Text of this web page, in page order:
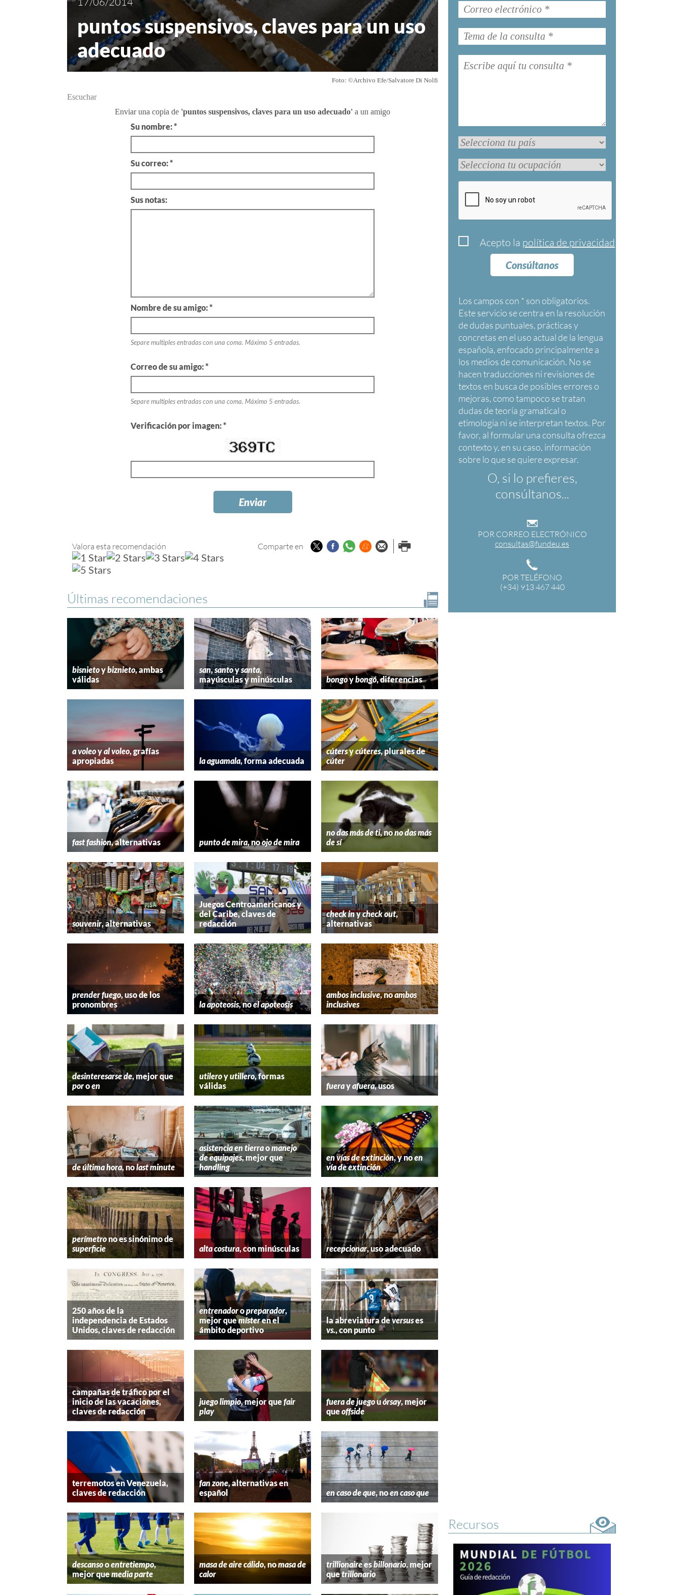
Acepto la política de privacidad
Consúltanos
Los campos con * son obligatorios
O, si lo prefieres,
consúltanos...
POR CORREO ELECTRÓNICO
consultas@fundeu.es
POR TELÉFONO
(+34) 913 467 440
puntos suspensivos, claves para un uso
adecuado
Foto: ©Archivo Efe/Salvatore Di Nolfi
Escuchar
Enviar una copia de 'puntos suspensivos, claves para un uso adecuado' a un amigo
Su nombre: *
Su correo: *
Sus notas:
Nombre de su amigo: *
Separe multiples entradas con una coma. Máximo 5 entradas.
Correo de su amigo: *
Separe multiples entradas con una coma. Máximo 5 entradas.
Verificación por imagen: *
Valora esta recomendación Comparte en TwitterFacebook
Whatsapp
Menéame
Enviar porImprimir
Últimas recomendaciones
bisnietoybiznieto, ambas
válidas
san,santoysanta,
mayúsculas y minúsculas
bongoybongó, diferencias
a voleoyal voleo, grafías
apropiadas
la aguamala, forma adecuada
cútersycúteres, plurales de
cúter
fast fashion, alternativas punto de mira, noojo de mira
no das más de ti, nono das más
de sí
souvenir, alternativas
Juegos Centroamericanos y
del Caribe, claves de
redacción
check inycheck out,
alternativas
prender fuego, uso de los
pronombres
la apoteosis, noel apoteosis
ambos inclusive, noambos
inclusives
desinteresarse de, mejor que
poroen
utileroyutillero, formas
válidas
fuerayafuera, usos
de última hora, nolast minute
asistencia en tierraomanejo
de equipajes, mejor que
handling
en vías de extinción, y noen
vía de extinción
perímetrono es sinónimo de
superficie
alta costura, con minúsculas recepcionar, uso adecuado
250 años de la
independencia de Estados
Unidos, claves de redacción
entrenadoropreparador,
mejor quemísteren el
ámbito deportivo
la abreviatura deversuses
vs., con punto
campañas de tráfico por el
inicio de las vacaciones,
claves de redacción
juego limpio, mejor quefair
play
fuera de juegouórsay, mejor
queoffside
terremotos en Venezuela,
claves de redacción
fan zone, alternativas en
español
en caso de que, noen caso que
descansooentretiempo,
mejor quemedia parte
masa de aire cálido, nomasa de
calor
trillionaireesbillonario, mejor
quetrillonario
Recursos